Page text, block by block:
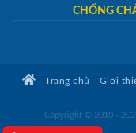
CHỐNG
Trang chủ Giới
Copyright © 2010 -